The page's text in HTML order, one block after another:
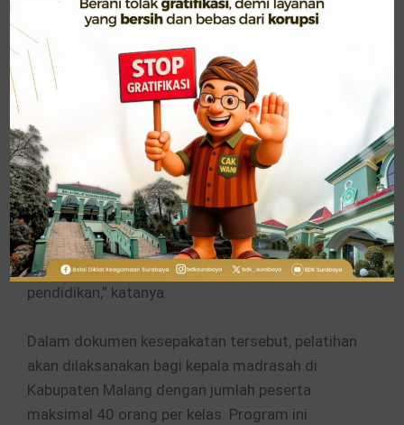
kelola lembaga pendidikan.
Sementara itu, Ketua KKMI Kabupaten Malang,
Ahmad Syaikhu menyampaikan apresiasi atas
sambutan hangat dan komitmen BDK Surabaya
dalam mendukung pengembangan sumber daya
manusia di lingkungan Madrasah Ibtidaiyah.
“Kepala madrasah adalah ujung tombak kemajuan
lembaga, sehingga peningkatan kompetensinya
akan berdampak langsung pada mutu
pendidikan,” katanya.
Dalam dokumen kesepakatan tersebut, pelatihan
akan dilaksanakan bagi kepala madrasah di
Kabupaten Malang dengan jumlah peserta
maksimal 40 orang per kelas. Program ini